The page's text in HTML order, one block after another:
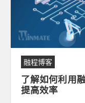
融程博客
了解如何利用
提高效率